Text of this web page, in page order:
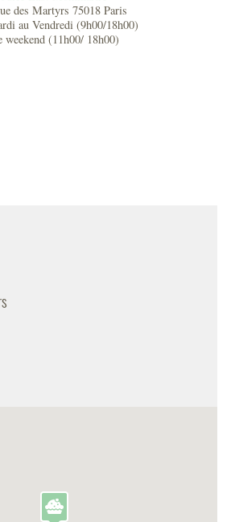
des Martyrs 75018 Paris
au Vendredi (9h00/18h00)
weekend (11h00/ 18h00)